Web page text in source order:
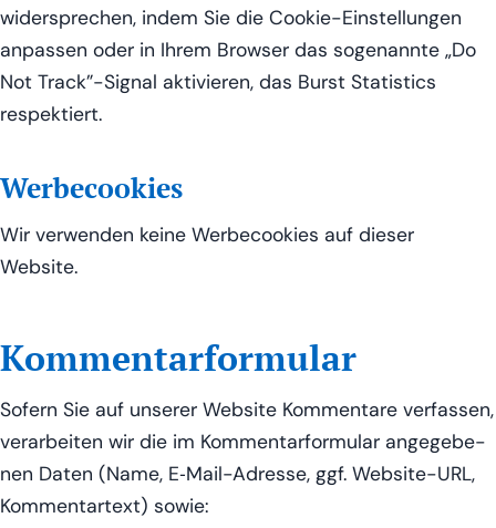
wider­spre­chen, indem Sie die Coo­kie-Ein­stel­lun­gen
anpas­sen oder in Ihrem Brow­ser das soge­nann­te „Do
Not Track”-Signal akti­vie­ren, das Burst Sta­tis­tics
respektiert.
Werbecookies
Wir ver­wen­den kei­ne Wer­be­coo­kies auf die­ser
Website.
Kommentarformular
Sofern Sie auf unse­rer Web­site Kom­men­ta­re ver­fas­sen,
ver­ar­bei­ten wir die im Kom­men­tar­for­mu­lar ange­ge­be­
nen Daten (Name, E‑Mail-Adres­se, ggf. Web­site-URL,
Kom­men­tar­text) sowie: